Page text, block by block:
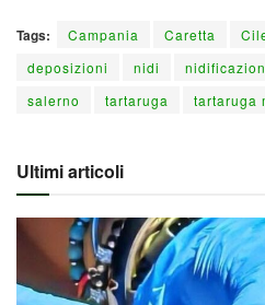
Tags: Campania Caretta
deposizioni
nidi
salerno
tartaruga tartaruga
Ultimi articoli